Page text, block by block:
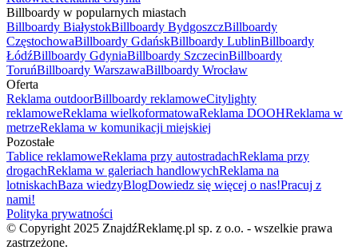
Billboardy w popularnych miastach
Billboardy BiałystokBillboardy BydgoszczBillboardy
CzęstochowaBillboardy GdańskBillboardy LublinBillboardy
ŁódźBillboardy GdyniaBillboardy SzczecinBillboardy
ToruńBillboardy WarszawaBillboardy Wrocław
Oferta
Reklama outdoorBillboardy reklamoweCitylighty
reklamoweReklama wielkoformatowaReklama DOOHReklama w
metrzeReklama w komunikacji miejskiej
Pozostałe
Tablice reklamoweReklama przy autostradachReklama przy
drogachReklama w galeriach handlowychReklama na
lotniskachBaza wiedzyBlogDowiedz się więcej o nas!Pracuj z
nami!
Polityka prywatności
© Copyright 2025 ZnajdźReklamę.pl sp. z o.o. - wszelkie prawa
zastrzeżone.